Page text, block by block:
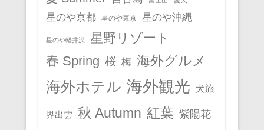
星のや京都 星のや東京 星のや沖縄
星のや軽井沢
星野リゾート
春 Spring 桜 梅 海外グルメ
海外ホテル 海外観光 犬旅
界出雲 秋 Autumn 紅葉 紫陽花